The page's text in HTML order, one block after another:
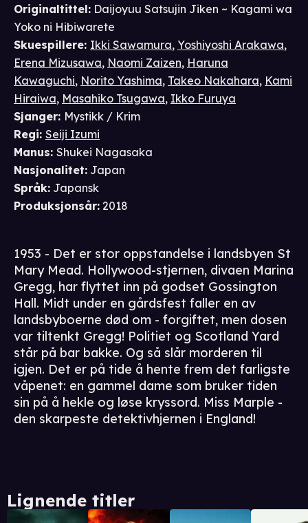
Originaltittel: Daijoyuu Satsujin Jiken ~ Kagami wa
Yoko ni Hibiwarete
Skuespillere: Ikki Sawamura, Yoshiyoshi Arakawa,
Erena Mizusawa, Naomi Zaizen, Haruna
Kawaguchi, Norito Yashima, Takeo Nakahara, Kami
Hiraiwa, Masahiko Tsugawa, Ikko Furuya
Sjanger: Mystikk / Krim
Regi: Seiji Izumi
Manus: Shukei Nagasaka
Nasjonalitet: Japan
Språk: Japansk
Produksjonsår: 2018
1953 - Det er stor oppstandelse i landsbyen St
Mary Mead. Hollywood-stjernen, divaen Marina
Gregg, har flyttet inn på godset Gossington
Hall. Midt under en gårdsfest faller en av
landsbyboerne død om - forgiftet, men dosen
var tiltenkt Gregg! Politiet og Scotland Yard
står på bar bakke. Og så slår morderen til
igjen. Det er på tide å hente frem det farligste
våpenet: en gammel dame som bruker tiden
sin på å hekle og løse kryssord. Miss Marple -
den skarpeste detektivhjernen i England!
Lignende titler